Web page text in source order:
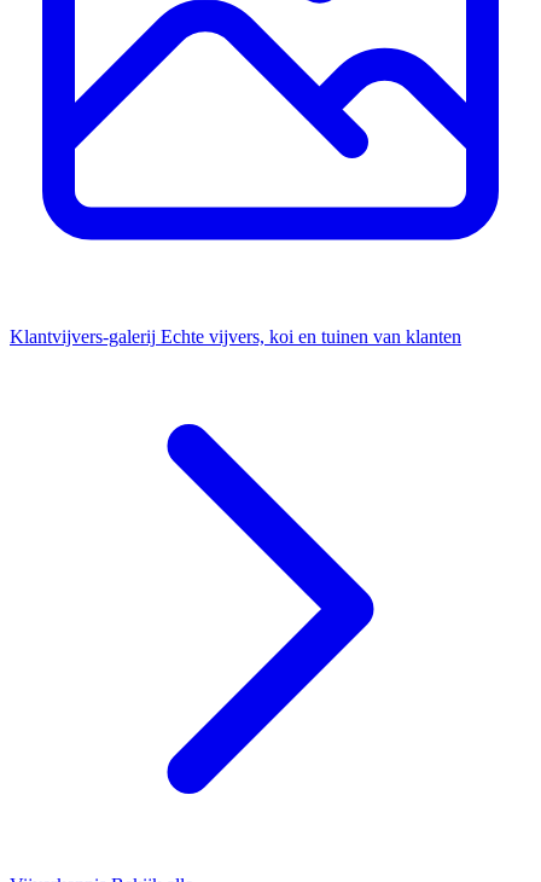
Klantvijvers-galerij Echte vijvers, koi en tuinen van klanten